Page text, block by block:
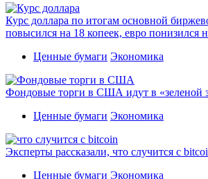
Курс доллара по итогам основной
повысился на 18 копеек, евро понизился
Ценные бумаги Экономика
Фондовые торги в США идут в «зеленой
Ценные бумаги Экономика
Эксперты рассказали, что случится с
Ценные бумаги Экономика